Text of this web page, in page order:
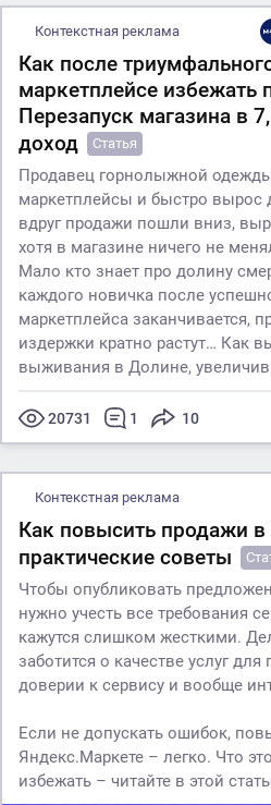
Контекстная реклама
Как после
маркетплейсе избежать
Перезапуск магазина в
доход
Статья
Продавец горнолыжной
маркетплейсы и быстро вырос
вдруг продажи пошли вниз,
хотя в магазине ничего не
Мало кто знает про долину
каждого новичка после
маркетплейса заканчивается,
издержки кратно растут… Как
выживания в Долине,
20731 1 10
Контекстная реклама
Как повысить продажи
практические советы
Чтобы опубликовать
нужно учесть все требования
кажутся слишком жесткими.
заботится о качестве услуг
доверии к сервису и вообще
Если не допускать ошибок,
Яндекс.Маркете – легко. Что
избежать – читайте в этой